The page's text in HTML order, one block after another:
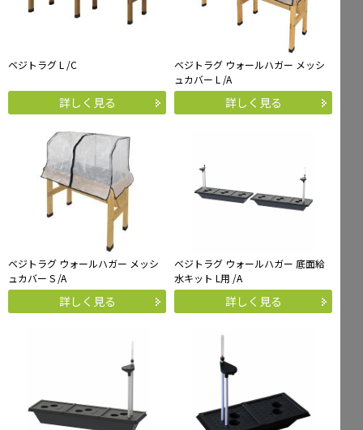
ベジトラグ L /C
詳しく見る
ベジトラグ ウォールハガー メッシ
ュカバー L /A
詳しく見る
ベジトラグ ウォールハガー メッシ
ュカバー S /A
詳しく見る
ベジトラグ ウォールハガー 底面給
水キット L用 /A
詳しく見る